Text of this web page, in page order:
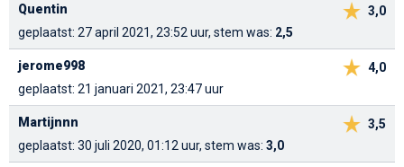
3,0
Quentin
geplaatst: 27 april 2021, 23:52 uur, stem was: 2,5
4,0
jerome998
geplaatst: 21 januari 2021, 23:47 uur
3,5
Martijnnn
geplaatst: 30 juli 2020, 01:12 uur, stem was: 3,0